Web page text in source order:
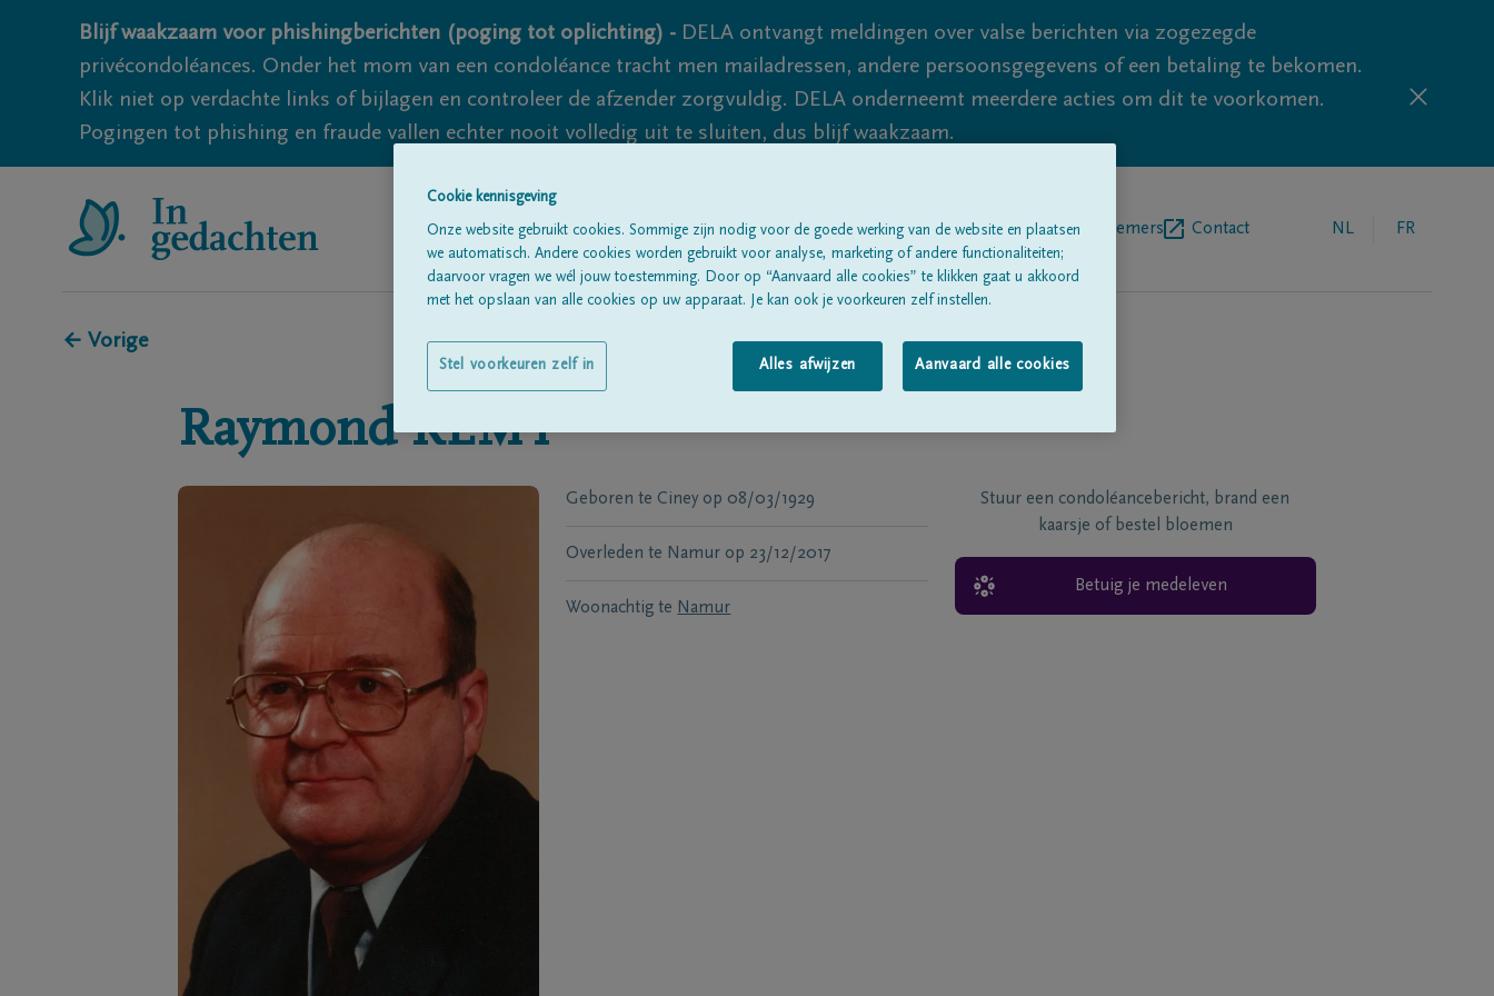
Blijf waakzaam voor phishingberichten (poging tot oplichting) - DELA ontvangt meldingen over valse berichten via zogezegde
privécondoléances. Onder het mom van een condoléance tracht men mailadressen, andere persoonsgegevens of een betaling te bekomen.
Klik niet op verdachte links of bijlagen en controleer de afzender zorgvuldig. DELA onderneemt meerdere acties om dit te voorkomen.
Pogingen tot phishing en fraude vallen echter nooit volledig uit te sluiten, dus blijf waakzaam.
Alle rouwberichtenOver onsBegrafenisondernemers Contact NL FR
← Vorige
Raymond REMY
Geboren te Ciney op 08/03/1929
Overleden te Namur op 23/12/2017
Woonachtig te Namur
Stuur een condoléancebericht, brand een
kaarsje of bestel bloemen
Betuig je medeleven
Cookie kennisgeving
Onze website gebruikt cookies. Sommige zijn nodig voor de goede werking van de website en plaatsen
we automatisch. Andere cookies worden gebruikt voor analyse, marketing of andere functionaliteiten;
daarvoor vragen we wél jouw toestemming. Door op “Aanvaard alle cookies” te klikken gaat u akkoord
met het opslaan van alle cookies op uw apparaat. Je kan ook je voorkeuren zelf instellen.
Alles afwijzen Aanvaard alle cookies
Stel voorkeuren zelf in